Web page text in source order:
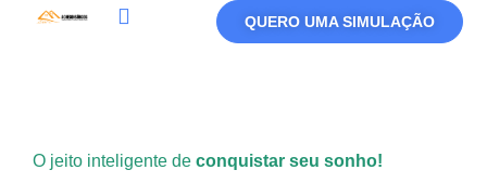
QUERO UMA SIMULAÇÃO
O jeito inteligente de conquistar seu sonho!